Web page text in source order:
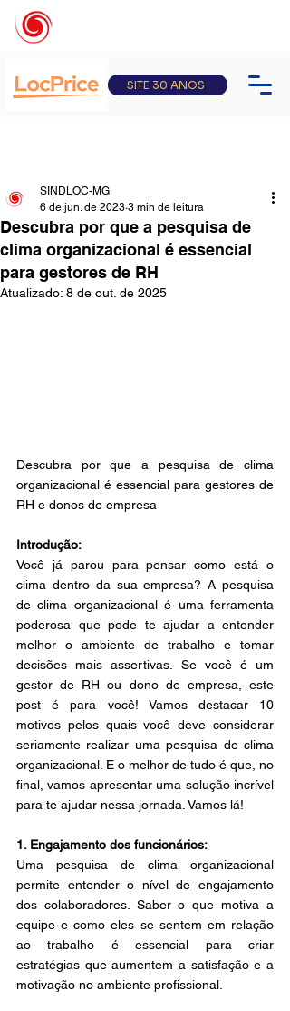
SITE 30 ANOS
Descubra por que a pesquisa de
clima organizacional é essencial
para gestores de RH
SINDLOC-MG
6 de jun. de 2023 3 min de leitura
Atualizado: 8 de out. de 2025
Descubra por que a pesquisa de clima
organizacional é essencial para gestores de
RH e donos de empresa
Introdução:
Você já parou para pensar como está o
clima dentro da sua empresa? A pesquisa
de clima organizacional é uma ferramenta
poderosa que pode te ajudar a entender
melhor o ambiente de trabalho e tomar
decisões mais assertivas. Se você é um
gestor de RH ou dono de empresa, este
post é para você! Vamos destacar 10
motivos pelos quais você deve considerar
seriamente realizar uma pesquisa de clima
organizacional. E o melhor de tudo é que, no
final, vamos apresentar uma solução incrível
para te ajudar nessa jornada. Vamos lá!
1. Engajamento dos funcionários:
Uma pesquisa de clima organizacional
permite entender o nível de engajamento
dos colaboradores. Saber o que motiva a
equipe e como eles se sentem em relação
ao trabalho é essencial para criar
estratégias que aumentem a satisfação e a
motivação no ambiente profissional.